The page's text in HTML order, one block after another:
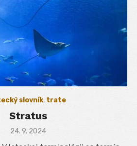
slovník, trate
Stratus
Posted
24. 9. 2024